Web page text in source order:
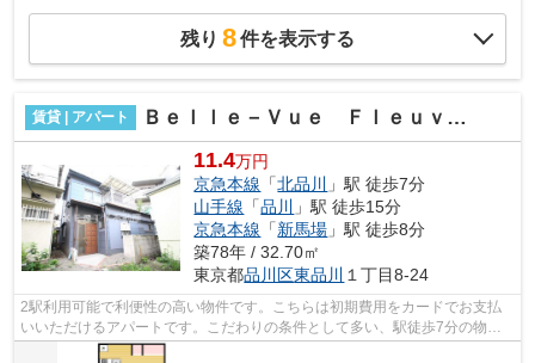
残り 8件を表示する
賃貸 | アパート Ｂｅｌｌｅ－Ｖｕｅ Ｆｌｅｕｖｅ Ａ棟
11.4万円
京急本線 「北品川
」駅 徒歩7分
山手線 「品川
」駅 徒歩15分
京急本線 「新馬場 」駅 徒歩8分
築78年 / 32.70㎡
東京都品川区東品川 １丁目8-24
2駅利用可能で利便性の高い物件です。こちらは初期費用をカードでお支払
いいただけるアパートです。こだわりの条件として多い、駅徒歩7分の物件
です。最上階のアパートです。四季折々...